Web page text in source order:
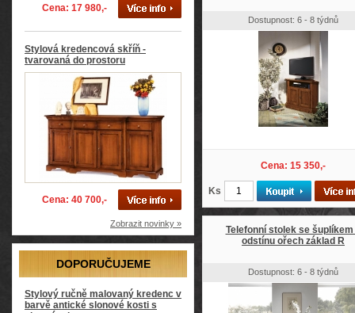
Cena: 17 980,-
Stylová kredencová skříň -
tvarovaná do prostoru
Cena: 40 700,-
Zobrazit novinky »
DOPORUČUJEME
Stylový ručně malovaný kredenc v
barvě antické slonové kosti s
Dostupnost: 6 - 8 týdnů
Cena: 15 350,-
Ks
Telefonní stolek se šuplíkem
odstínu ořech základ R
Dostupnost: 6 - 8 týdnů